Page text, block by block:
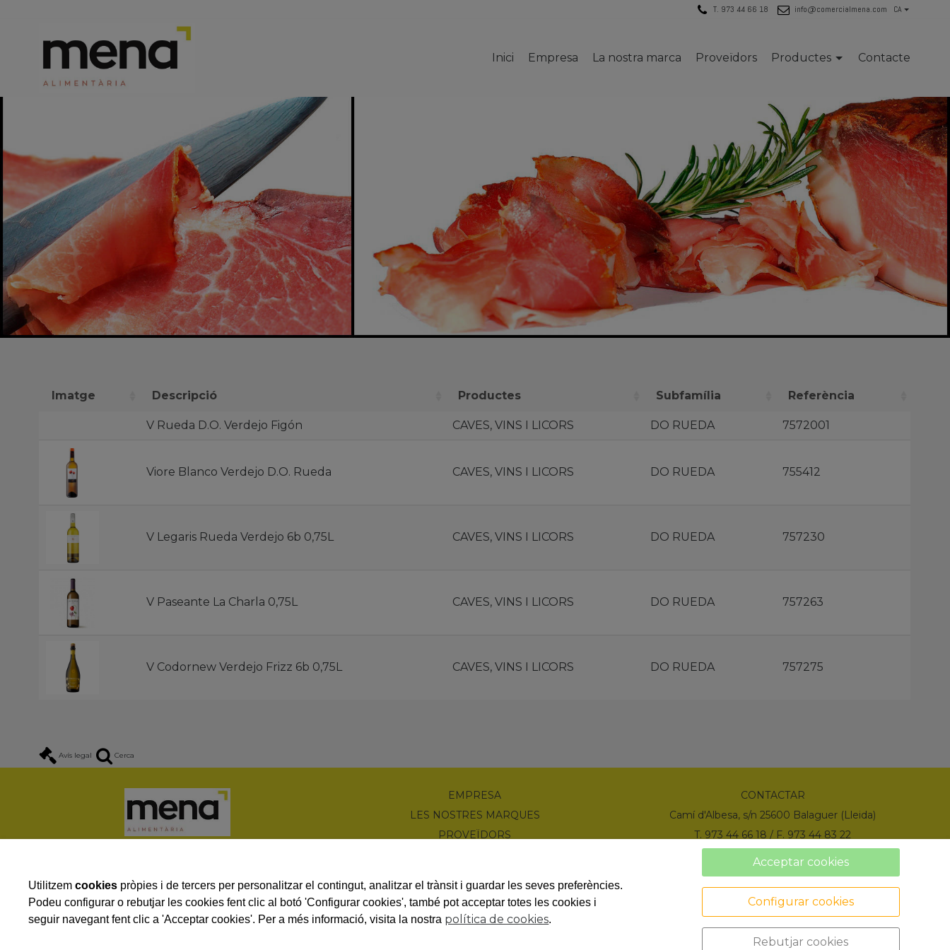
T. 973 44 66 18 info@comercialmena.com CA
Inici Empresa La nostra marca Proveïdors Productes Contacte
Imatge Descripció Productes Subfamília Referència
V Rueda D.O. Verdejo Figón CAVES, VINS I LICORS DO RUEDA 7572001
Viore Blanco Verdejo D.O. Rueda CAVES, VINS I LICORS DO RUEDA 755412
V Legaris Rueda Verdejo 6b 0,75L CAVES, VINS I LICORS DO RUEDA 757230
V Paseante La Charla 0,75L CAVES, VINS I LICORS DO RUEDA 757263
V Codornew Verdejo Frizz 6b 0,75L CAVES, VINS I LICORS DO RUEDA 757275
Avís legal Cerca
EMPRESA
LES NOSTRES MARQUES
PROVEÏDORS
PROMOCIONS
CONTACTAR
Camí d'Albesa, s/n 25600 Balaguer (Lleida)
T. 973 44 66 18 / F. 973 44 83 22
info@comercialmena.com
Utilitzemcookies pròpies i de tercers per personalitzar el contingut, analitzar el trànsit i guardar les seves preferències.
Podeu configurar o rebutjar les cookies fent clic al botó 'Configurar cookies', també pot acceptar totes les cookies i
seguir navegant fent clic a 'Acceptar cookies'. Per a més informació, visita la nostra política de cookies.
Acceptar cookies
Configurar cookies
Rebutjar cookies